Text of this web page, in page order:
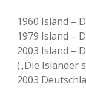
1960 Island –
1979 Island –
2003 Island –
(„Die Isländer
2003